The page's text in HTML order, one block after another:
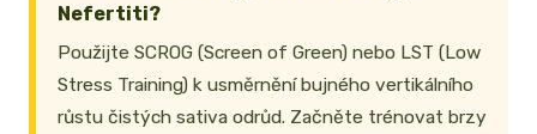
Nefertiti?
Použijte SCROG (Screen of Green) nebo LST (Low
Stress Training) k usměrnění bujného vertikálního
růstu čistých sativa odrůd. Začněte trénovat brzy